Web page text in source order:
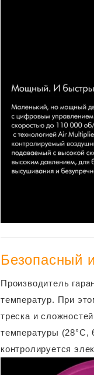
Безопасный
Производитель
температур. При
треска и
температуры (28°C,
контролируется